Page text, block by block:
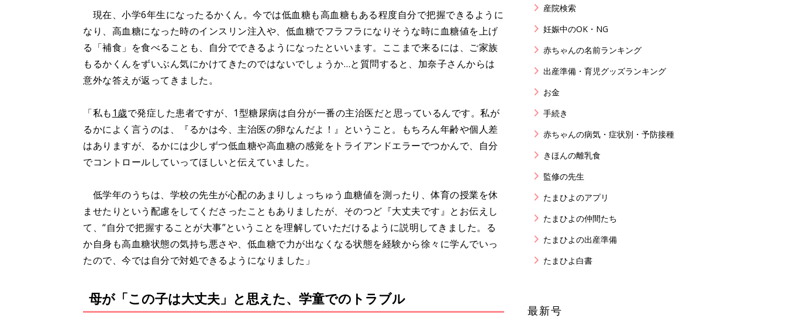
現在、小学6年生になったるかくん。今では低血糖も高血糖もある程度自分で把握できるように
なり、高血糖になった時のインスリン注入や、低血糖でフラフラになりそうな時に血糖値を上げ
る「補食」を食べることも、自分でできるようになったといいます。ここまで来るには、ご家族
もるかくんをずいぶん気にかけてきたのではないでしょうか…と質問すると、加奈子さんからは
意外な答えが返ってきました。
「私も 1歳で発症した患者ですが、1型糖尿病は自分が一番の主治医だと思っているんです。私が
るかによく言うのは、『るかは今、主治医の卵なんだよ！』ということ。もちろん年齢や個人差
はありますが、るかには少しずつ低血糖や高血糖の感覚をトライアンドエラーでつかんで、自分
でコントロールしていってほしいと伝えていました。
低学年のうちは、学校の先生が心配のあまりしょっちゅう血糖値を測ったり、体育の授業を休
ませたりという配慮をしてくださったこともありましたが、そのつど『大丈夫です』とお伝えし
て、“自分で把握することが大事”ということを理解していただけるように説明してきました。る
か自身も高血糖状態の気持ち悪さや、低血糖で力が出なくなる状態を経験から徐々に学んでいっ
たので、今では自分で対処できるようになりました」
母が「この子は大丈夫」と思えた、学童でのトラブル
産院検索
妊娠中のOK・NG
赤ちゃんの名前ランキング
出産準備・育児グッズランキング
お金
手続き
赤ちゃんの病気・症状別・予防接種
きほんの離乳食
監修の先生
たまひよのアプリ
たまひよの仲間たち
たまひよの出産準備
たまひよ白書
最新号